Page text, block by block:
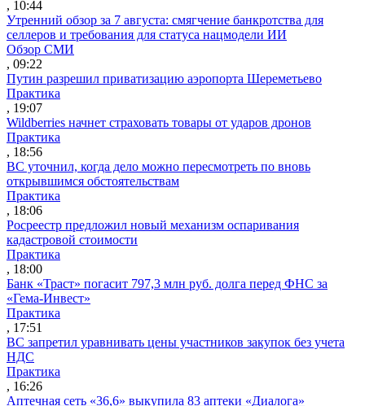
, 10:44
Утренний обзор за 7 августа: смягчение банкротства для
селлеров и требования для статуса нацмодели ИИ
Обзор СМИ
, 09:22
Путин разрешил приватизацию аэропорта Шереметьево
Практика
, 19:07
Wildberries начнет страховать товары от ударов дронов
Практика
, 18:56
ВС уточнил, когда дело можно пересмотреть по вновь
открывшимся обстоятельствам
Практика
, 18:06
Росреестр предложил новый механизм оспаривания
кадастровой стоимости
Практика
, 18:00
Банк «Траст» погасит 797,3 млн руб. долга перед ФНС за
«Гема-Инвест»
Практика
, 17:51
ВС запретил уравнивать цены участников закупок без учета
НДС
Практика
, 16:26
Аптечная сеть «36,6» выкупила 83 аптеки «Диалога»